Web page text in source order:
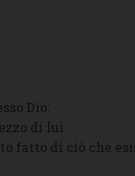
Dio:
di lui
fatto di ciò che